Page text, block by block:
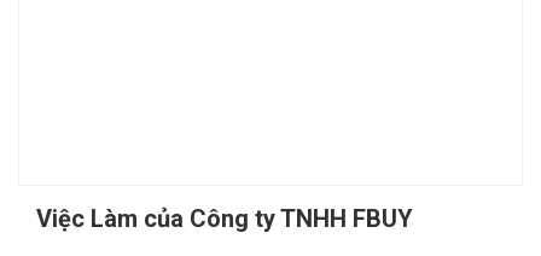
Việc Làm của Công ty TNHH FBUY